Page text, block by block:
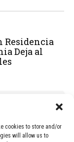
cookies to store and/or
will allow us to
Residencia
Deja al